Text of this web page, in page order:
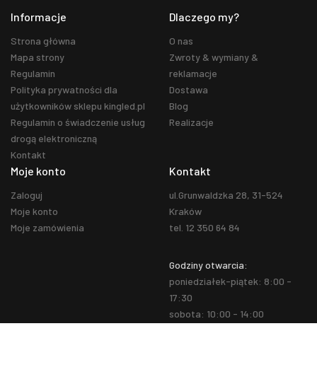
Informacje
Strona główna
Mapa strony
Regulamin
Polityka prywatności dla
użytkowników sklepu kingled.pl
Regulamin o świadczenie usług
drogą elektroniczną
Kontakt
Dlaczego my?
O nas
Zwroty & wymiany &
reklamacje
Dostawa
Blog
Realizacje
Moje konto
Zaloguj
Moje konto
Moje zamówienia
Kontakt
ul.Grunwaldzka 28, 31-524
Kraków
tel. 12 350 64 84
Godziny otwarcia:
poniedziałek-piątek: 8:00 -
17:30
sobota: 10:00 - 14:00